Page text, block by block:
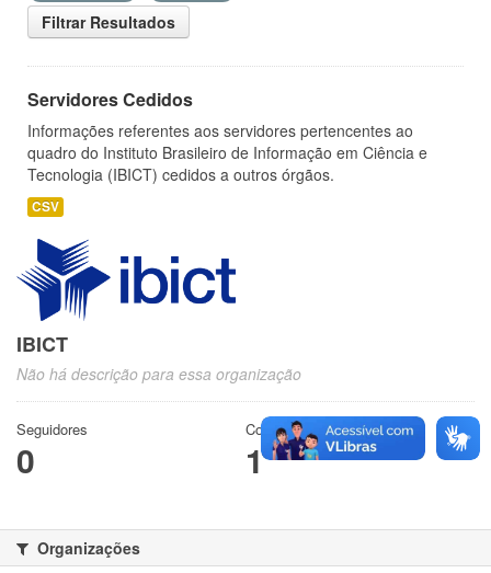
Filtrar Resultados
Servidores Cedidos
Informações referentes aos servidores pertencentes ao
quadro do Instituto Brasileiro de Informação em Ciência e
Tecnologia (IBICT) cedidos a outros órgãos.
CSV
IBICT
Não há descrição para essa organização
Seguidores
0
Conjuntos de dados
1
Organizações